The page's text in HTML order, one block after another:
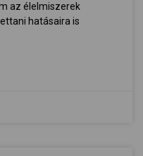
az élelmiszerek
hatásaira is